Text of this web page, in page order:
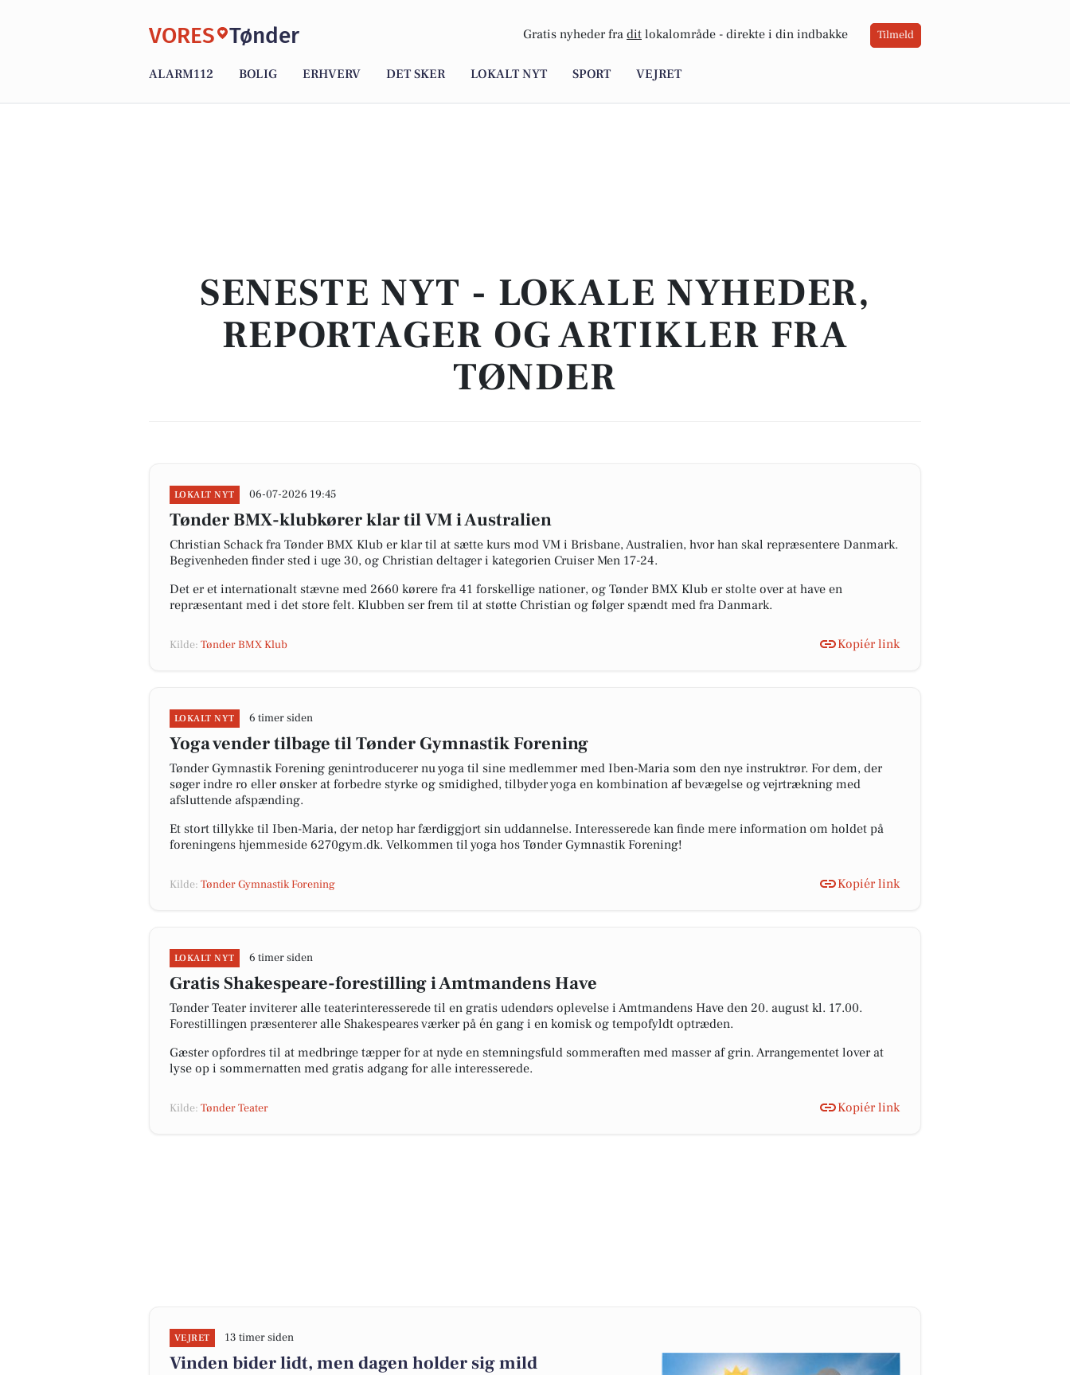
VORES Tønder Gratis nyheder fra dit lokalområde - direkte i din indbakke Tilmeld
ALARM112 BOLIG ERHVERV DET SKER LOKALT NYT SPORT VEJRET
SENESTE NYT - LOKALE NYHEDER,
REPORTAGER OG ARTIKLER FRA
TØNDER
LOKALT NYT 06-07-2026 19:45
Tønder BMX-klubkører klar til VM i Australien
Christian Schack fra Tønder BMX Klub er klar til at sætte kurs mod VM i Brisbane, Australien, hvor han skal repræsentere Danmark.
Begivenheden finder sted i uge 30, og Christian deltager i kategorien Cruiser Men 17-24.
Det er et internationalt stævne med 2660 kørere fra 41 forskellige nationer, og Tønder BMX Klub er stolte over at have en
repræsentant med i det store felt. Klubben ser frem til at støtte Christian og følger spændt med fra Danmark.
Kilde: Tønder BMX Klub Kopiér link
LOKALT NYT 6 timer siden
Yoga vender tilbage til Tønder Gymnastik Forening
Tønder Gymnastik Forening genintroducerer nu yoga til sine medlemmer med Iben-Maria som den nye instruktrør. For dem, der
søger indre ro eller ønsker at forbedre styrke og smidighed, tilbyder yoga en kombination af bevægelse og vejrtrækning med
afsluttende afspænding.
Et stort tillykke til Iben-Maria, der netop har færdiggjort sin uddannelse. Interesserede kan finde mere information om holdet på
foreningens hjemmeside 6270gym.dk. Velkommen til yoga hos Tønder Gymnastik Forening!
Kilde: Tønder Gymnastik Forening Kopiér link
LOKALT NYT 6 timer siden
Gratis Shakespeare-forestilling i Amtmandens Have
Tønder Teater inviterer alle teaterinteresserede til en gratis udendørs oplevelse i Amtmandens Have den 20. august kl. 17.00.
Forestillingen præsenterer alle Shakespeares værker på én gang i en komisk og tempofyldt optræden.
Gæster opfordres til at medbringe tæpper for at nyde en stemningsfuld sommeraften med masser af grin. Arrangementet lover at
lyse op i sommernatten med gratis adgang for alle interesserede.
Kilde: Tønder Teater Kopiér link
VEJRET 13 timer siden
Vinden bider lidt, men dagen holder sig mild